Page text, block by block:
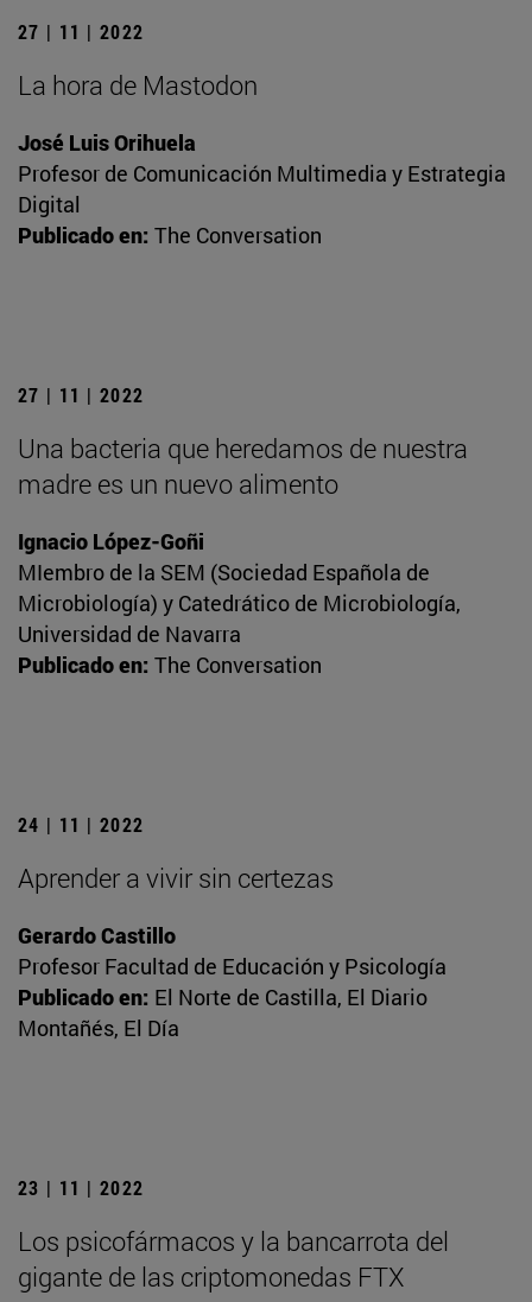
27 | 11 | 2022
La hora de Mastodon
José Luis Orihuela
Profesor de Comunicación Multimedia y Estrategia
Digital
Publicado en: The Conversation
27 | 11 | 2022
Una bacteria que heredamos de nuestra
madre es un nuevo alimento
Ignacio López-Goñi
MIembro de la SEM (Sociedad Española de
Microbiología) y Catedrático de Microbiología,
Universidad de Navarra
Publicado en: The Conversation
24 | 11 | 2022
Aprender a vivir sin certezas
Gerardo Castillo
Profesor Facultad de Educación y Psicología
Publicado en: El Norte de Castilla, El Diario
Montañés, El Día
23 | 11 | 2022
Los psicofármacos y la bancarrota del
gigante de las criptomonedas FTX